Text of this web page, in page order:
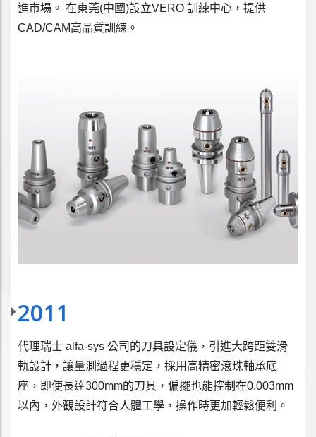
進市場。 在東莞(中國)設立VERO 訓練中心，提供
CAD/CAM高品質訓練。
2011
代理瑞士 alfa-sys 公司的刀具設定儀，引進大跨距雙滑
軌設計，讓量測過程更穩定，採用高精密滾珠軸承底
座，即使長達300mm的刀具，偏擺也能控制在0.003mm
以內，外觀設計符合人體工學，操作時更加輕鬆便利。